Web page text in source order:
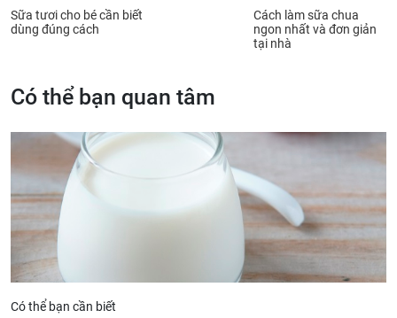
Sữa tươi cho bé cần biết
dùng đúng cách
Cách làm sữa chua
ngon nhất và đơn giản
tại nhà
Có thể bạn quan tâm
Có thể bạn cần biết